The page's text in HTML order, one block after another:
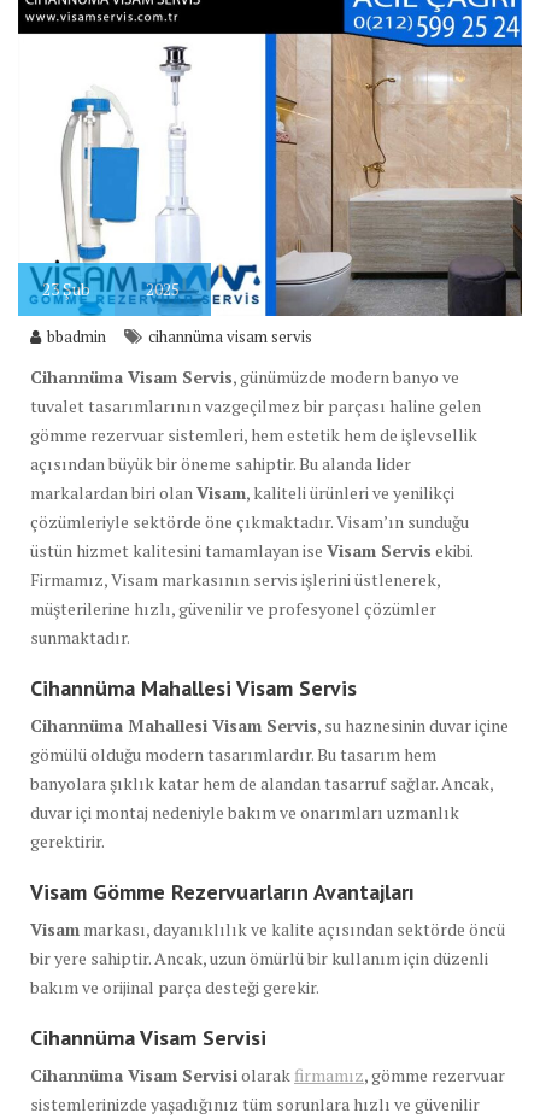
23Şub 2025
bbadmin cihannüma visam servis
Cihannüma Visam Servis, günümüzde modern banyo ve
tuvalet tasarımlarının vazgeçilmez bir parçası haline gelen
gömme rezervuar sistemleri, hem estetik hem de işlevsellik
açısından büyük bir öneme sahiptir. Bu alanda lider
markalardan biri olan Visam, kaliteli ürünleri ve yenilikçi
çözümleriyle sektörde öne çıkmaktadır. Visam’ın sunduğu
üstün hizmet kalitesini tamamlayan ise Visam Servis ekibi.
Firmamız, Visam markasının servis işlerini üstlenerek,
müşterilerine hızlı, güvenilir ve profesyonel çözümler
sunmaktadır.
Cihannüma Mahallesi Visam Servis
Cihannüma Mahallesi Visam Servis, su haznesinin duvar içine
gömülü olduğu modern tasarımlardır. Bu tasarım hem
banyolara şıklık katar hem de alandan tasarruf sağlar. Ancak,
duvar içi montaj nedeniyle bakım ve onarımları uzmanlık
gerektirir.
Visam Gömme Rezervuarların Avantajları
Visam markası, dayanıklılık ve kalite açısından sektörde öncü
bir yere sahiptir. Ancak, uzun ömürlü bir kullanım için düzenli
bakım ve orijinal parça desteği gerekir.
Cihannüma Visam Servisi
Cihannüma Visam Servisiolarak firmamız, gömme rezervuar
sistemlerinizde yaşadığınız tüm sorunlara hızlı ve güvenilir